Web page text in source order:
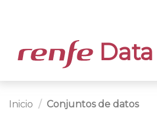
Data
Inicio Conjuntos de datos